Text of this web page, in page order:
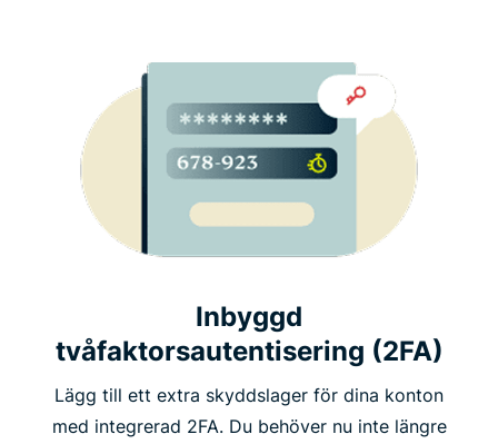
Inbyggd
tvåfaktorsautentisering (2FA)
Lägg till ett extra skyddslager för dina konton
med integrerad 2FA. Du behöver nu inte längre